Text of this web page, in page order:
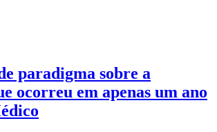
paradigma sobre a
ocorreu em apenas um ano